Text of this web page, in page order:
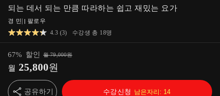
되는 데서 되는 만큼 따라하는 쉽고 재밌는 요가
경 민
팔로우
4.3 (3) 수강생 총 18명
67% 할인 월79,000원
월 25,800원
공유하기 수강신청 남은자리: 14